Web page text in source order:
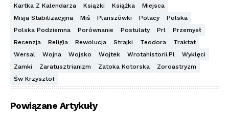
Kartka Z Kalendarza
Ksiązki Książka
Miejsca
Misja Stabilizacyjna
Miś Planszówki Polacy
Polska
Polska Podziemna
Porównanie Postulaty Prl
Przemysł
Recenzja
Religia Rewolucja Strajki Teodora
Traktat
Wersal
Wojna Wojsko Wojtek Wrotahistorii.pl
Wyklęci
Zamki
Zaratusztrianizm Zatoka Kotorska
Zoroastryzm
Św Krzysztof
Powiązane Artykuły